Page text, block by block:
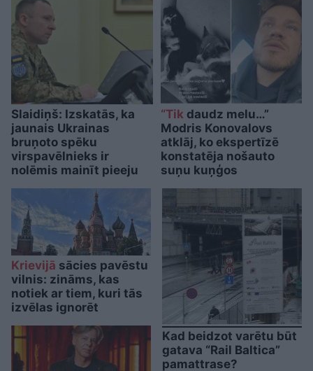
Slaidiņš: Izskatās, ka
jaunais Ukrainas
bruņoto spēku
virspavēlnieks ir
nolēmis mainīt pieeju
“Tikdaudz melu…”
Modris Konovalovs
atklāj, ko ekspertīzē
konstatēja nošauto
suņu kuņģos
Krievijā sācies pavēstu
vilnis: zināms, kas
notiek ar tiem, kuri tās
izvēlas ignorēt
Kad beidzot varētu būt
gatava “Rail Baltica”
pamattrase?